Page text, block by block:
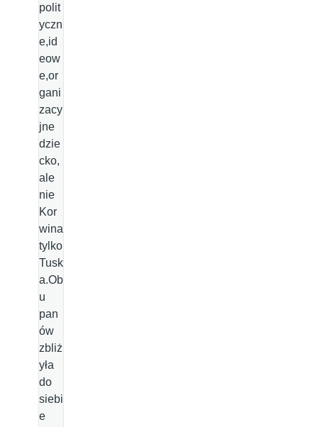
polit
yczn
e,id
eow
e,or
gani
zacy
jne
dzie
cko,
ale
nie
Kor
wina
tylko
Tusk
a.Ob
u
pan
ów
zbliż
yła
do
siebi
e